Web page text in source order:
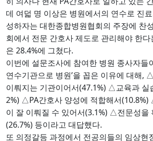
데 여덟 명 이상은 병원에서의 연수로 진
성하자는 대한종합병원협회의 주장에 찬
회에서 전문 간호사 제도로 관리해야 한
은 28.4%에 그쳤다.
이번에 설문조사에 참여한 병원 종사자들
연수기관으로 병원’을 꼽은 이유에 대해 , △
이뤄지는 기관이어서(47.1%) △ 교육과 실
2%) △PA간호사 양성에 적합해서(10.8%)
이 잘 이뤄질 수 있어서(3.1%) △전문성을
(26.7%) 등이라고 대답했다.
또 의정갈등 과정에서 전공의들의 임상현